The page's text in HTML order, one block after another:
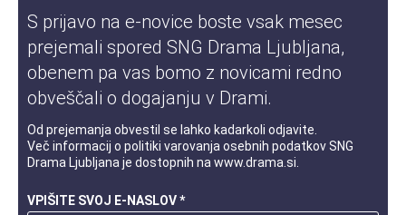
S prijavo na e-novice boste vsak mesec
prejemali spored SNG Drama Ljubljana,
obenem pa vas bomo z novicami redno
obveščali o dogajanju v Drami.
Od prejemanja obvestil se lahko kadarkoli odjavite.
Več informacij o politiki varovanja osebnih podatkovSNG
Drama Ljubljana je dostopnih na www.drama.si
VPIŠITE SVOJ E-NASLOV *